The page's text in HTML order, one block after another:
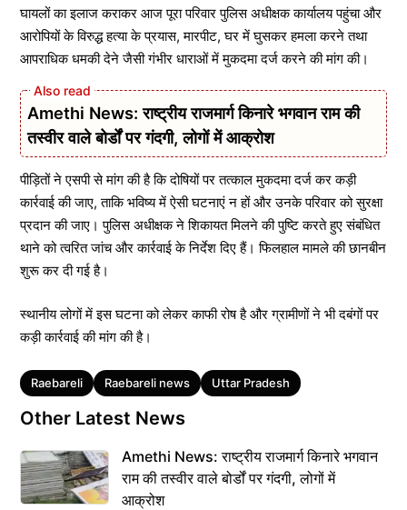
घायलों का इलाज कराकर आज पूरा परिवार पुलिस अधीक्षक कार्यालय पहुंचा और
आरोपियों के विरुद्ध हत्या के प्रयास, मारपीट, घर में घुसकर हमला करने तथा
आपराधिक धमकी देने जैसी गंभीर धाराओं में मुकदमा दर्ज करने की मांग की।
Amethi News: राष्ट्रीय राजमार्ग किनारे भगवान राम की
तस्वीर वाले बोर्डों पर गंदगी, लोगों में आक्रोश
पीड़ितों ने एसपी से मांग की है कि दोषियों पर तत्काल मुकदमा दर्ज कर कड़ी
कार्रवाई की जाए, ताकि भविष्य में ऐसी घटनाएं न हों और उनके परिवार को सुरक्षा
प्रदान की जाए। पुलिस अधीक्षक ने शिकायत मिलने की पुष्टि करते हुए संबंधित
थाने को त्वरित जांच और कार्रवाई के निर्देश दिए हैं। फिलहाल मामले की छानबीन
शुरू कर दी गई है।
स्थानीय लोगों में इस घटना को लेकर काफी रोष है और ग्रामीणों ने भी दबंगों पर
कड़ी कार्रवाई की मांग की है।
Tags
Raebareli Raebareli news Uttar Pradesh
Other Latest News
Amethi News: राष्ट्रीय राजमार्ग किनारे भगवान
राम की तस्वीर वाले बोर्डों पर गंदगी, लोगों में
आक्रोश